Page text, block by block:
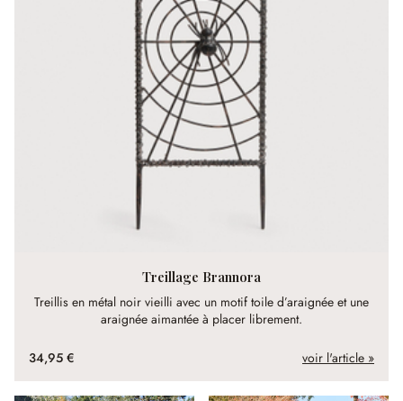
Treillage Brannora
Treillis en métal noir vieilli avec un motif toile d’araignée et une
araignée aimantée à placer librement.
34,95 € voir l'article »